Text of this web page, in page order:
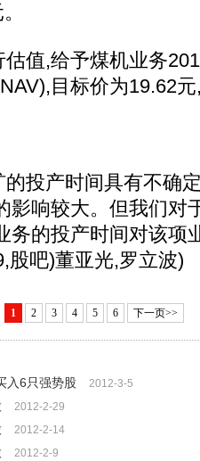
,给予煤机业务
目标价为19.62
产时间具有不确
影响较大。但我们对
务的投产时间对该项
股吧)董亚光,罗立波)
1 2 3 4 5 6 下一页>>
入6只强势股
2012-3-5
2012-2-29
2012-2-14
2012-2-9